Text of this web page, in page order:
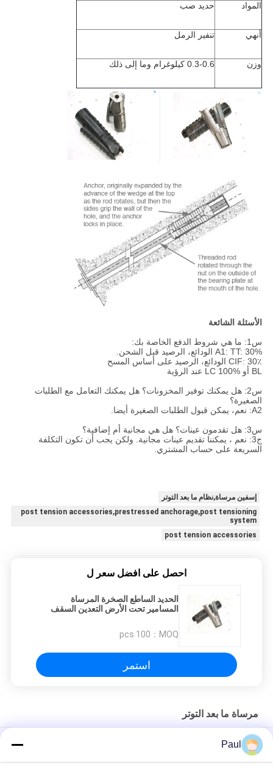
المواد حديد صب
أنهي تنفير الرمل
وزن 0.3-0.6 كيلوغرام وما إلى ذلك
الأسئلة الشائعة
س1: ما هي شروط الدفع الخاصة بك:
A1: TT: 30% الودائع، الرصيد قبل الشحن.
CIF: 30٪ الودائع، الرصيد على أساس المسح
BL أو LC 100% عند الرؤية
س2: هل يمكنك توفير المخزونات؟ هل يمكنك التعامل مع الطلبات
الصغيرة؟
A2: نعم، يمكن قبول الطلبات الصغيرة أيضا.
س3: هل تقدمون عينات؟ هل هي مجانية أم إضافية؟
ج3: نعم ، يمكننا تقديم عينات مجانية. ولكن يجب أن تكون التكلفة
السريعة على حساب المشتري.
إسفين مرساة,نظام ما بعد التوتر
post tension accessories,prestressed anchorage,post tensioning
system
post tension accessories
احصل على افضل سعر ل
الحديد الساطع الصخرة المرساة
المسامير تحت الأرض التعدين السقف
MOQ：
100 pcs
استمر
مرساة ما بعد التوتر
كتل ربط أوتاد حديد الزهر مشدودة مسبقًا، مقابض خيوط، مثبتات
مسطحةPaul